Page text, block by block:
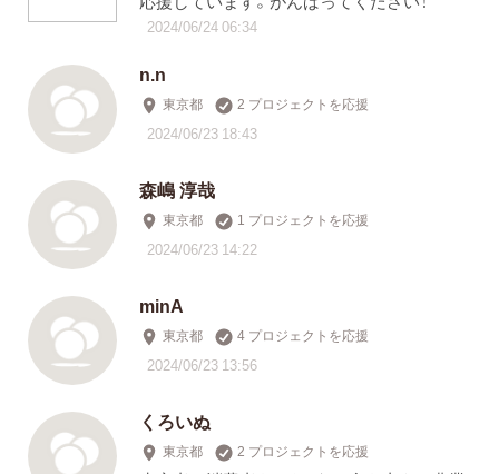
2024/06/24 06:34
n.n
東京都 2 プロジェクトを応援
2024/06/23 18:43
森嶋 淳哉
東京都 1 プロジェクトを応援
2024/06/23 14:22
minA
東京都 4 プロジェクトを応援
2024/06/23 13:56
くろいぬ
東京都 2 プロジェクトを応援